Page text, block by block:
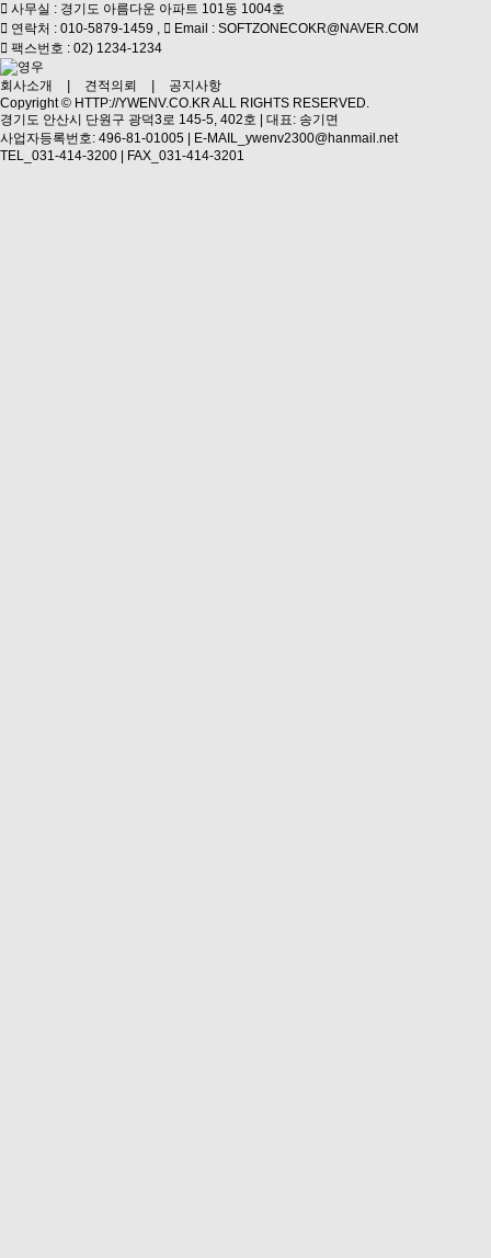
사무실 : 경기도 아름다운 아파트 101동 1004호
연락처 : 010-5879-1459 ,
Email : SOFTZONECOKR@NAVER.COM
팩스번호 : 02) 1234-1234
회사소개 견적의뢰
공지사항
Copyright © HTTP://YWENV.CO.KR ALL RIGHTS RESERVED.
경기도 안산시 단원구 광덕3로 145-5, 402호 | 대표: 송기면
사업자등록번호: 496-81-01005 | E-MAIL_ywenv2300@hanmail.net
TEL_031-414-3200 | FAX_031-414-3201